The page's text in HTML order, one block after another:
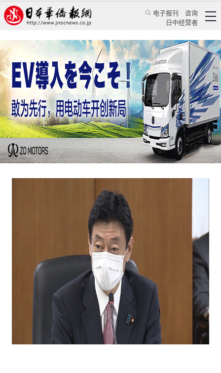
电子报刊
咨询
日中经营者
日本疫情高风险地区或延长停课期间 东京都大阪
府包括在内
李菲仪 日本新闻 社会观察
日本新华侨报 2020/4/2 16:07:46